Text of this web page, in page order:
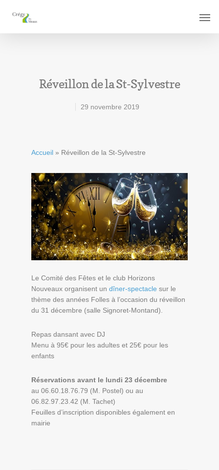
Réveillon de la St-Sylvestre
29 novembre 2019
Accueil » Réveillon de la St-Sylvestre
Le Comité des Fêtes et le club Horizons
Nouveaux organisent un dîner-spectacle sur le
thème des années Folles à l’occasion du réveillon
du 31 décembre (salle Signoret-Montand).
Repas dansant avec DJ
Menu à 95€ pour les adultes et 25€ pour les
enfants
Réservations avant le lundi 23 décembre
au 06.60.18.76.79 (M. Postel) ou au
06.82.97.23.42 (M. Tachet)
Feuilles d’inscription disponibles également en
mairie